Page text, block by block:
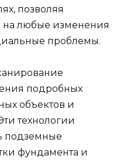
позволяя
на любые изменения
проблемы.
подробных
объектов и
технологии
подземные
фундамента и